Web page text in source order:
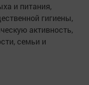
и питания,
гигиены,
активность,
семьи и